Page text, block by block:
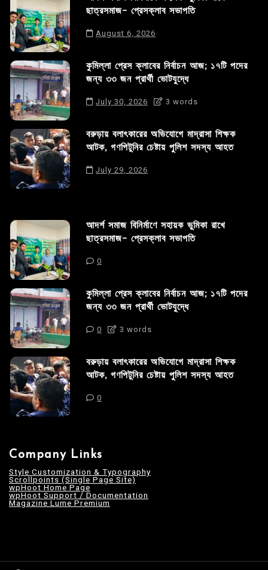
ছাত্রসমাজ- প্রেসক্লাব সভাপতি
August 6, 2026
কুমিল্লা প্রেস ক্লাবের নির্বাচন আজ; ১৭টি পদের
জন্য ৩৩ জন প্রার্থী ভোটযুদ্ধে
July 30, 2026 3 words
বরুড়ায় বলাৎকারের অভিযোগে মাদ্রাসা শিক্ষক
আটক, গণপিটুনির চেষ্টায় পুলিশ সদস্য আহত
July 29, 2026
আদর্শ সমাজ বিনির্মাণে সহায়ক ভুমিকা রাখে
ছাত্রসমাজ- প্রেসক্লাব সভাপতি
0
কুমিল্লা প্রেস ক্লাবের নির্বাচন আজ; ১৭টি পদের
জন্য ৩৩ জন প্রার্থী ভোটযুদ্ধে
0 3 words
বরুড়ায় বলাৎকারের অভিযোগে মাদ্রাসা শিক্ষক
আটক, গণপিটুনির চেষ্টায় পুলিশ সদস্য আহত
0
Company Links
Style Customization & Typography
Scrollpoints (Single Page Site)
wpHoot Home Page
wpHoot Support / Documentation
Magazine Lume Premium